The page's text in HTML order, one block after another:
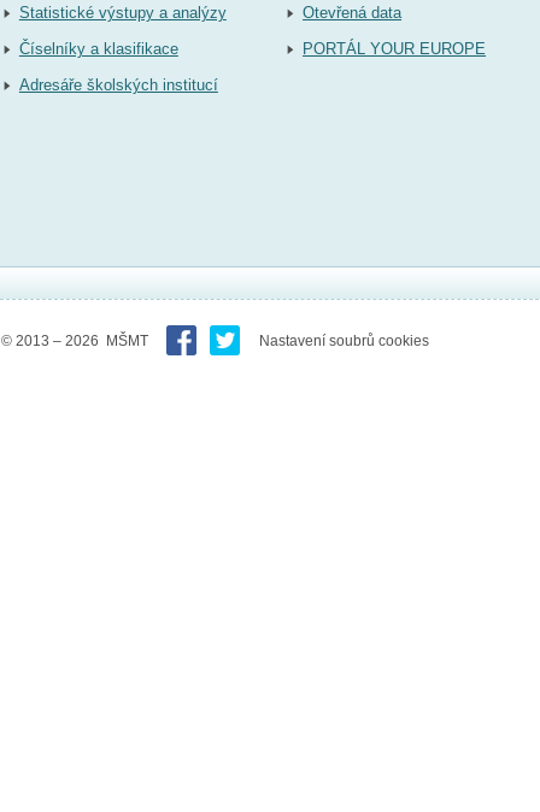
Statistické výstupy a analýzy
Číselníky a klasifikace
Adresáře školských institucí
Otevřená data
PORTÁL YOUR EUROPE
© 2013 – 2026 MŠMT Nastavení soubrů cookies